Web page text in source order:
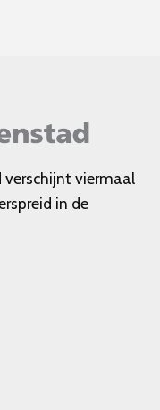
verschijnt viermaal
in de